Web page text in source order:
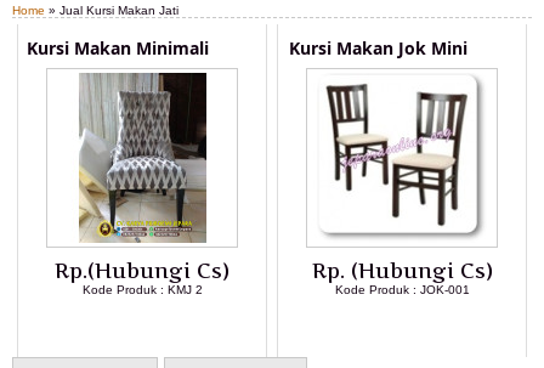
Home » Jual Kursi Makan Jati
Kursi Makan Minimali
Rp.(Hubungi Cs)
Kode Produk : KMJ 2
Kursi Makan Jok Mini
Rp. (Hubungi Cs)
Kode Produk : JOK-001